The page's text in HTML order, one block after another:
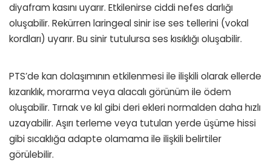
diyafram kasını uyarır. Etkilenirse ciddi nefes darlığı
oluşabilir. Rekürren laringeal sinir ise ses tellerini (vokal
kordları) uyarır. Bu sinir tutulursa ses kısıklığı oluşabilir.
PTS’de kan dolaşımının etkilenmesi ile ilişkili olarak ellerde
kızarıklık, morarma veya alacalı görünüm ile ödem
oluşabilir. Tırnak ve kıl gibi deri ekleri normalden daha hızlı
uzayabilir. Aşırı terleme veya tutulan yerde üşüme hissi
gibi sıcaklığa adapte olamama ile ilişkili belirtiler
görülebilir.